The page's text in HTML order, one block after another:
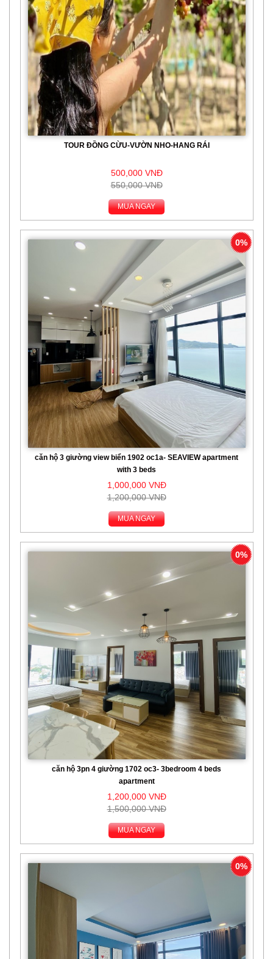
TOUR ĐỒNG CỪU-VƯỜN NHO-HANG RÁI
500,000 VNĐ
550,000 VNĐ
MUA NGAY
0%
căn hộ 3 giường view biển 1902 oc1a- SEAVIEW apartment
with 3 beds
1,000,000 VNĐ
1,200,000 VNĐ
MUA NGAY
0%
căn hộ 3pn 4 giường 1702 oc3- 3bedroom 4 beds
apartment
1,200,000 VNĐ
1,500,000 VNĐ
MUA NGAY
0%